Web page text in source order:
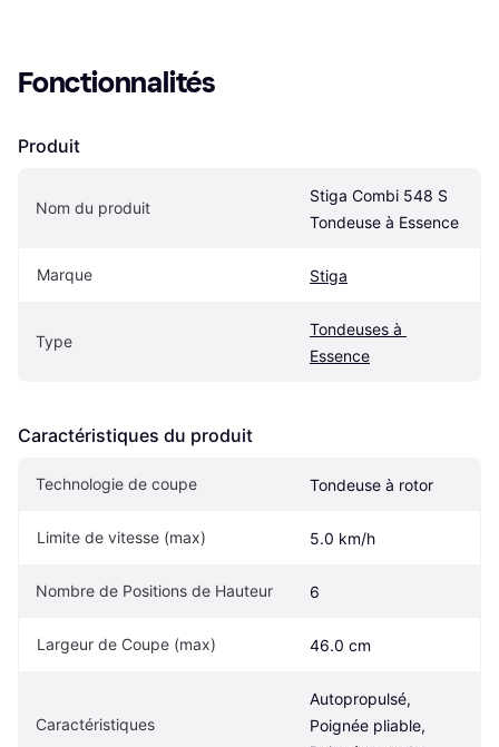
Fonctionnalités
Produit
Nom du produit
Stiga Combi 548 S
Tondeuse à Essence
Marque Stiga
Type
Tondeuses à
Essence
Caractéristiques du produit
Technologie de coupe Tondeuse à rotor
Limite de vitesse (max) 5.0 km/h
Nombre de Positions de Hauteur 6
Largeur de Coupe (max) 46.0 cm
Caractéristiques
Autopropulsé,
Poignée pliable,